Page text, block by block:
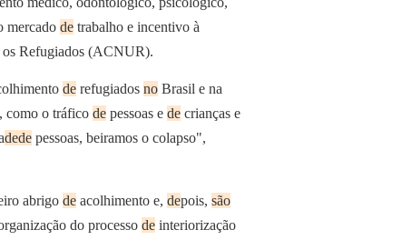
mercado de trabalho e incentivo à
os Refugiados (ACNUR).
de refugiados no Brasil e na
como o tráfico de pessoas e de crianças e
dede pessoas, beiramos o colapso",
abrigo de acolhimento e, depois, são
do processo de interiorização